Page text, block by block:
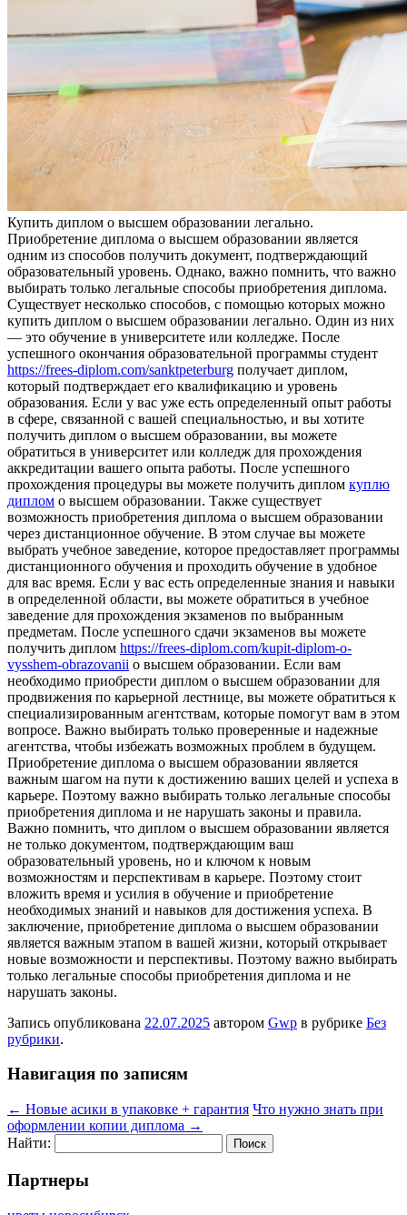
Купить диплoм o высшeм образовании легально.
Приобретение диплома о высшем образовании является
одним из способов получить документ, подтверждающий
образовательный уровень. Однако, важно помнить, что важно
выбирать только легальные способы приобретения диплома.
Существует несколько способов, с помощью которых можно
купить диплом о высшем образовании легально. Один из них
— это обучение в университете или колледже. После
успешного окончания образовательной программы студент
https://frees-diplom.com/sanktpeterburg получает диплом,
который подтверждает его квалификацию и уровень
образования. Если у вас уже есть определенный опыт работы
в сфере, связанной с вашей специальностью, и вы хотите
получить диплом о высшем образовании, вы можете
обратиться в университет или колледж для прохождения
аккредитации вашего опыта работы. После успешного
прохождения процедуры вы можете получить диплом куплю
диплом о высшем образовании. Также существует
возможность приобретения диплома о высшем образовании
через дистанционное обучение. В этом случае вы можете
выбрать учебное заведение, которое предоставляет программы
дистанционного обучения и проходить обучение в удобное
для вас время. Если у вас есть определенные знания и навыки
в определенной области, вы можете обратиться в учебное
заведение для прохождения экзаменов по выбранным
предметам. После успешного сдачи экзаменов вы можете
получить диплом https://frees-diplom.com/kupit-diplom-o-
vysshem-obrazovanii о высшем образовании. Если вам
необходимо приобрести диплом о высшем образовании для
продвижения по карьерной лестнице, вы можете обратиться к
специализированным агентствам, которые помогут вам в этом
вопросе. Важно выбирать только проверенные и надежные
агентства, чтобы избежать возможных проблем в будущем.
Приобретение диплома о высшем образовании является
важным шагом на пути к достижению ваших целей и успеха в
карьере. Поэтому важно выбирать только легальные способы
приобретения диплома и не нарушать законы и правила.
Важно помнить, что диплом о высшем образовании является
не только документом, подтверждающим ваш
образовательный уровень, но и ключом к новым
возможностям и перспективам в карьере. Поэтому стоит
вложить время и усилия в обучение и приобретение
необходимых знаний и навыков для достижения успеха. В
заключение, приобретение диплома о высшем образовании
является важным этапом в вашей жизни, который открывает
новые возможности и перспективы. Поэтому важно выбирать
только легальные способы приобретения диплома и не
нарушать законы.
Запись опубликована 22.07.2025 автором Gwp в рубрике Без
рубрики.
Навигация по записям
← Новые асики в упаковке + гарантия Что нужно знать при
оформлении копии диплома →
Найти:
Партнеры